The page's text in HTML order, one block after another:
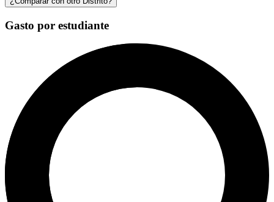
Gasto por estudiante